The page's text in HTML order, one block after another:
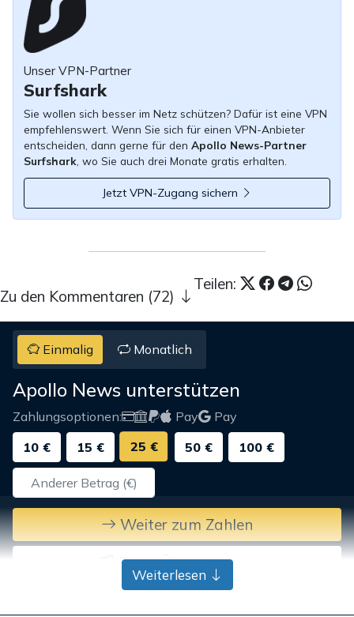
Unser VPN-Partner
Surfshark
Sie wollen sich besser im Netz schützen? Dafür ist eine VPN
empfehlenswert. Wenn Sie sich für einen VPN-Anbieter
entscheiden, dann gerne für den Apollo News-Partner
Surfshark, wo Sie auch drei Monate gratis erhalten.
Jetzt VPN-Zugang sichern
Teilen:
Zu den Kommentaren (72)
Einmalig Monatlich
Apollo News unterstützen
Zahlungsoptionen: Pay
Pay
10 €
15 € 25 € 50 € 100 €
Weiter zum Zahlen
Bank-Überweisung
Weiterlesen